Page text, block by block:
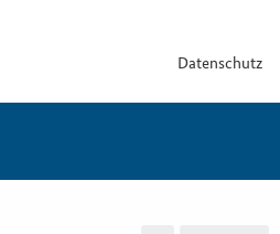
Datenschutz